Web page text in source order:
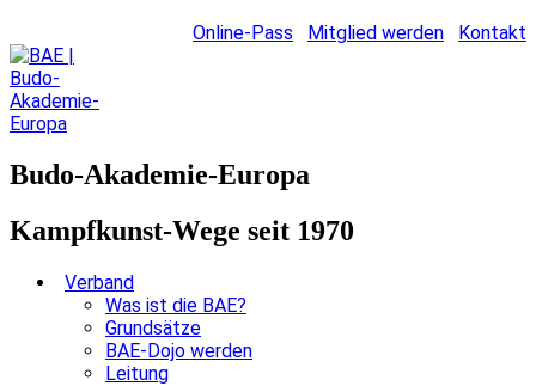
Online-Pass Mitglied werden Kontakt
Budo-Akademie-Europa
Kampfkunst-Wege seit 1970
Verband
Was ist die BAE?
Grundsätze
BAE-Dojo werden
Leitung